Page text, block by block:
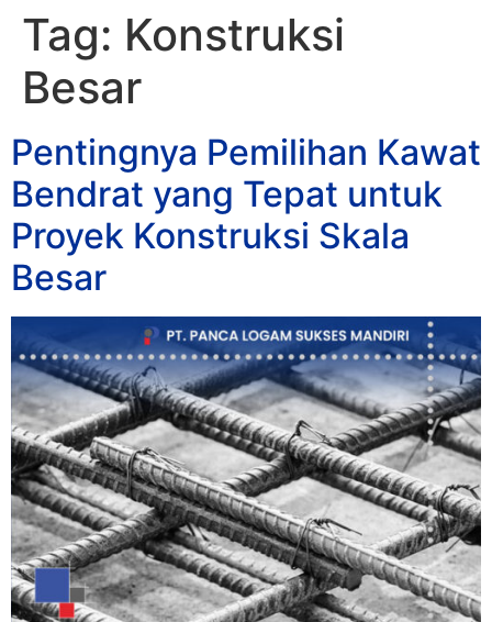
Tag: Konstruksi
Besar
Pentingnya Pemilihan Kawat
Bendrat yang Tepat untuk
Proyek Konstruksi Skala
Besar